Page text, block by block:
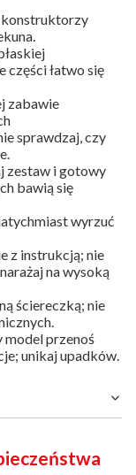
konstruktorzy
części łatwo się
zabawie
sprawdzaj, czy
zestaw i gotowy
bawią się
wyrzuć
z instrukcją; nie
na wysoką
ściereczką; nie
model przenoś
unikaj upadków.